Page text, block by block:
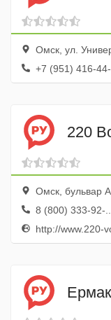
Омск, ул.
+7 (951) 416-44-
220
Омск, бульвар
8 (800) 333-92-...
http://www.220-
Ермак